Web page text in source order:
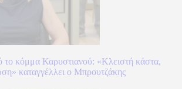
κόμμα Καρυστιανού: «Κλειστή κάστα,
καταγγέλλει ο Μπρουτζάκης